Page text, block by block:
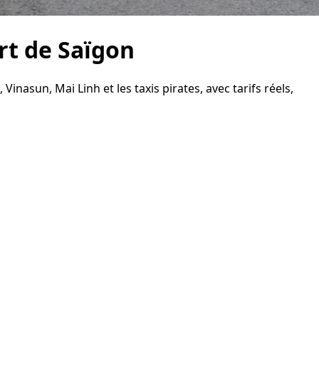
de Saïgon
Mai Linh et les taxis pirates, avec tarifs réels,